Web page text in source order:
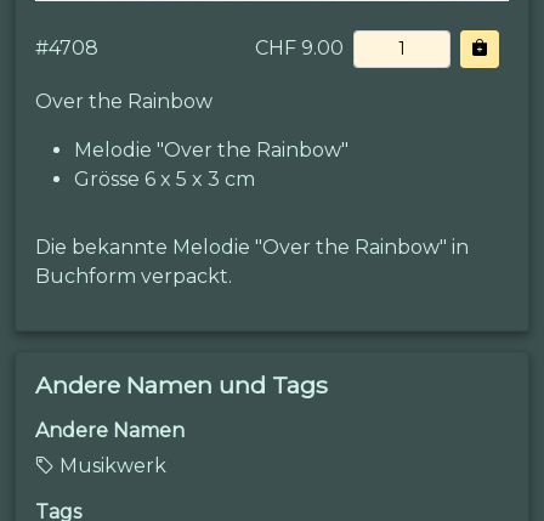
#4708 CHF 9.00
Over the Rainbow
Melodie "Over the Rainbow"
Grösse 6 x 5 x 3 cm
Die bekannte Melodie "Over the Rainbow" in
Buchform verpackt.
Andere Namen und Tags
Andere Namen
Musikwerk
Tags